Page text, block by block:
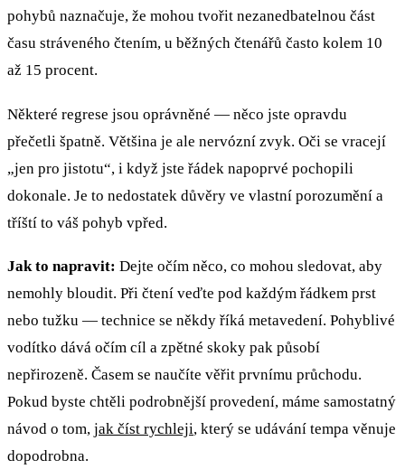
pohybů naznačuje, že mohou tvořit nezanedbatelnou část
času stráveného čtením, u běžných čtenářů často kolem 10
až 15 procent.
Některé regrese jsou oprávněné — něco jste opravdu
přečetli špatně. Většina je ale nervózní zvyk. Oči se vracejí
„jen pro jistotu“, i když jste řádek napoprvé pochopili
dokonale. Je to nedostatek důvěry ve vlastní porozumění a
tříští to váš pohyb vpřed.
Jak to napravit: Dejte očím něco, co mohou sledovat, aby
nemohly bloudit. Při čtení veďte pod každým řádkem prst
nebo tužku — technice se někdy říká metavedení. Pohyblivé
vodítko dává očím cíl a zpětné skoky pak působí
nepřirozeně. Časem se naučíte věřit prvnímu průchodu.
Pokud byste chtěli podrobnější provedení, máme samostatný
návod o tom, jak číst rychleji, který se udávání tempa věnuje
dopodrobna.